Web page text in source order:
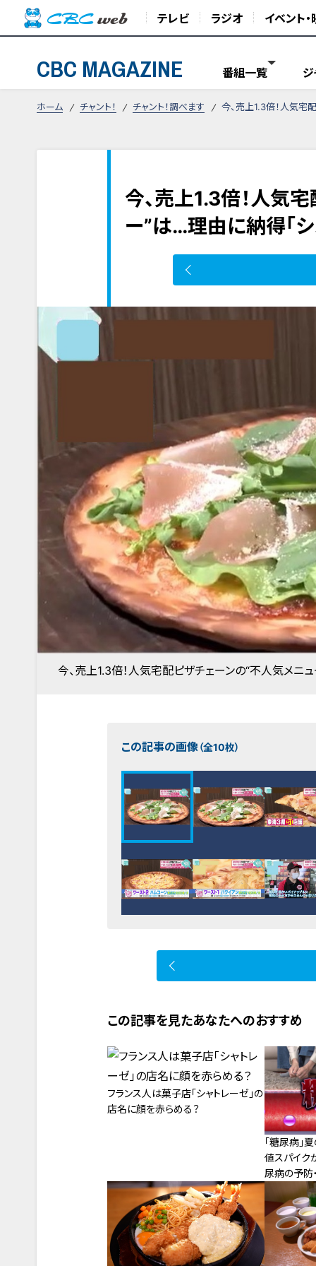
テレビ ラジオ イベント
CBC MAGAZINE 番組一覧
ホーム チャント！ チャント！調べます 今、売上1.3倍！人気宅
今、売上1.3倍！人気
ー”は…理由に納得「シ
今、売上1.3倍！人気宅配ピザチェーンの“不人気メニ
この記事の画像（全10枚）
この記事を見たあなたへのおすすめ
フランス人は菓子店「シャトレーゼ」の
店名に顔を赤らめる？
「糖尿病」
値スパイク
尿病の予防